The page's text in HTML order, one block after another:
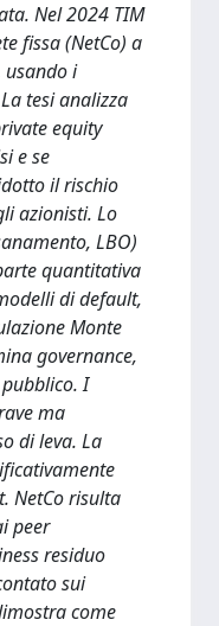
Nel 2024 TIM
fissa (NetCo) a
usando i
tesi analizza
equity
e se
il rischio
azionisti. Lo
LBO)
quantitativa
di default,
Monte
governance,
I
ma
di leva. La
NetCo risulta
peer
residuo
sui
come